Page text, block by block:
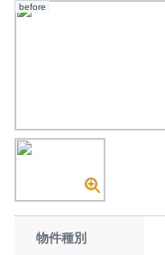
before
物件種別